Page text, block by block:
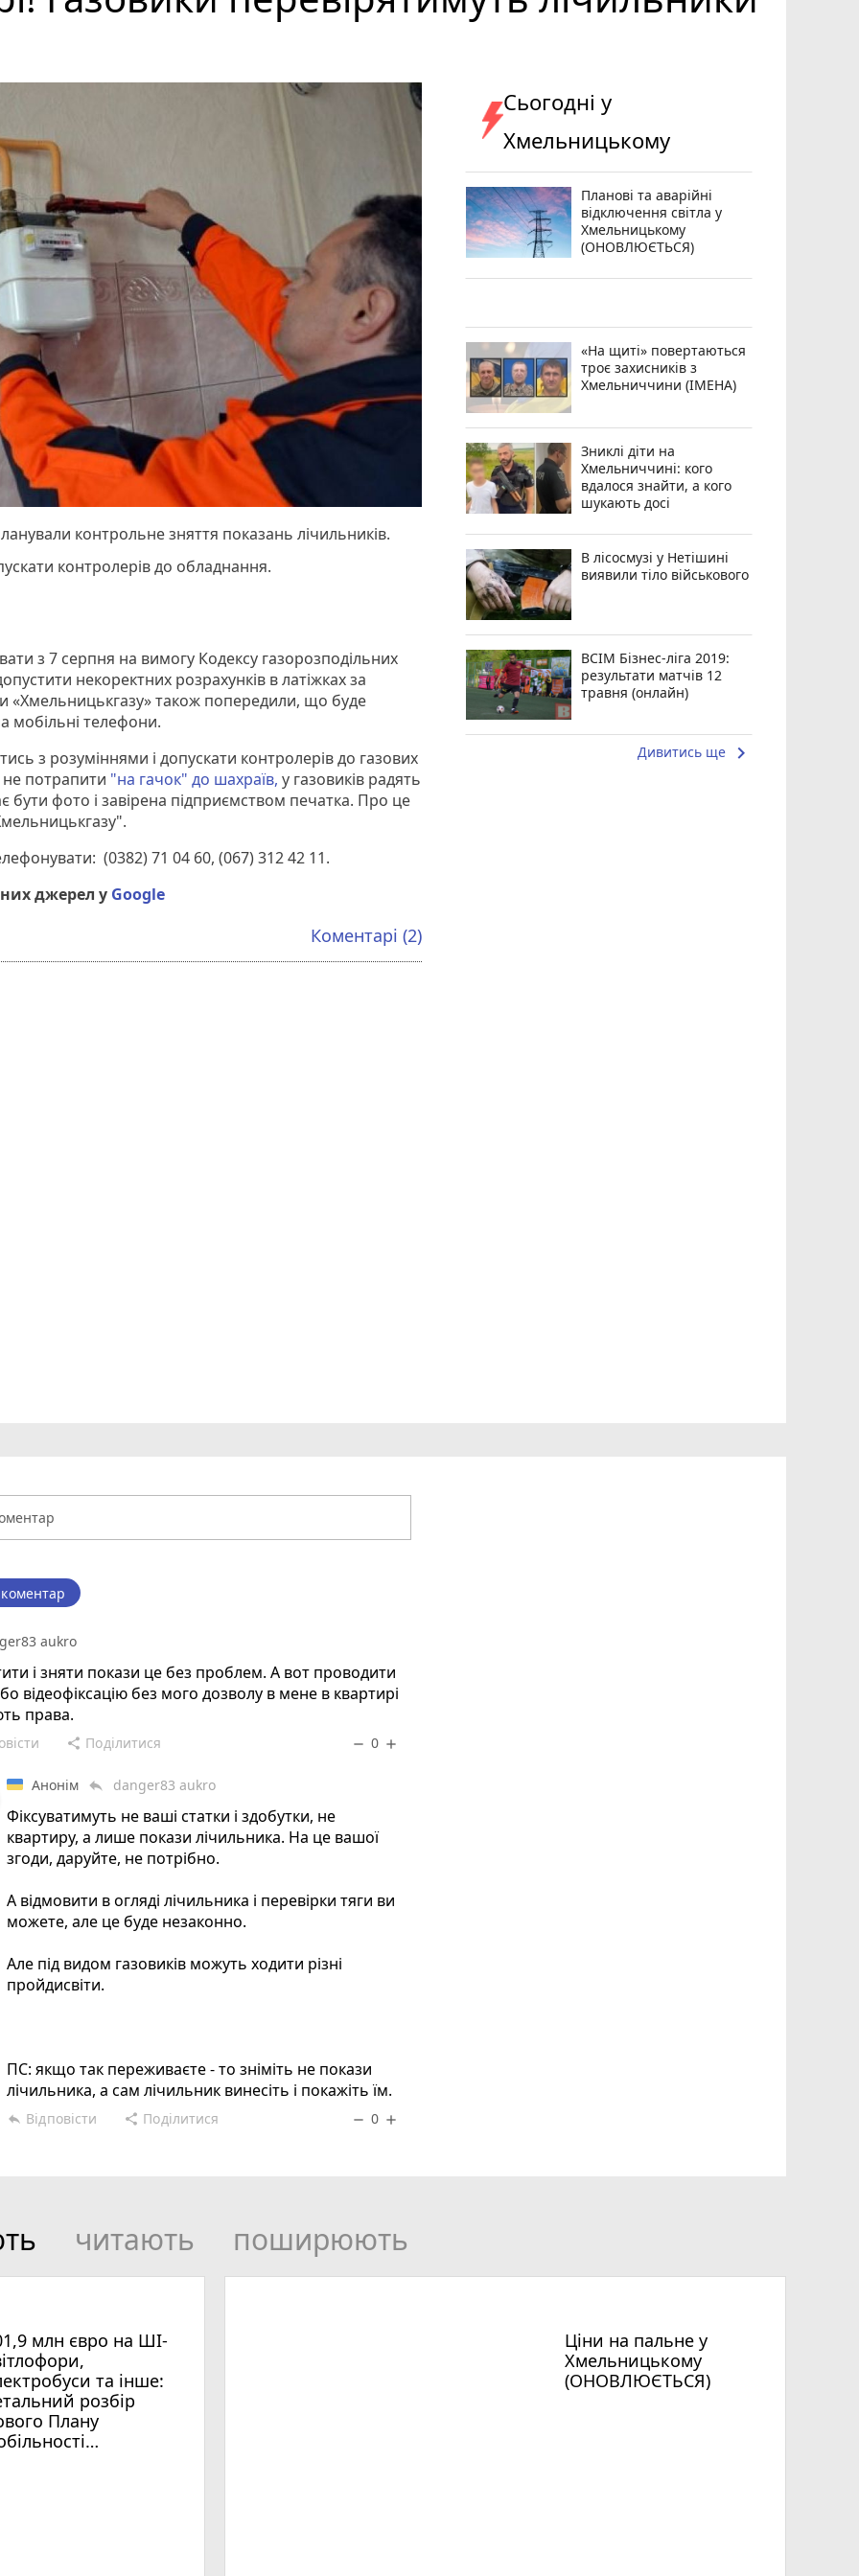
контрольне зняття показань лічильників.
контролерів до обладнання.
з 7 серпня на вимогу Кодексу газорозподільних
некоректних розрахунків в латіжках за
«Хмельницькгазу» також попередили, що буде
мобільні телефони.
з розуміннями і допускати контролерів до газових
потрапити "на гачок" до шахраїв, у газовиків радять
бути фото і завірена підприємством печатка. Про це
(0382) 71 04 60, (067) 312 42 11.
джерел у Google
Коментарі (2)
Сьогодні у
Хмельницькому
Планові та аварійні
відключення світла у
Хмельницькому
(ОНОВЛЮЄТЬСЯ)
«На щиті» повертаються
троє захисників з
Хмельниччини (ІМЕНА)
Зниклі діти на
Хмельниччині: кого
вдалося знайти, а кого
шукають досі
В лісосмузі у Нетішині
виявили тіло військового
ВСІМ Бізнес-ліга 2019:
результати матчів 12
травня (онлайн)
Дивитись ще keyboard_arrow_right
aukro
і зняти покази це без проблем. А вот проводити
відеофіксацію без мого дозволу в мене в квартирі
права.
share Поділитися remove 0 add
Анонім reply danger83 aukro
Фіксуватимуть не ваші статки і здобутки, не
квартиру, а лише покази лічильника. На це вашої
згоди, даруйте, не потрібно.
А відмовити в огляді лічильника і перевірки тяги ви
можете, але це буде незаконно.
Але під видом газовиків можуть ходити різні
пройдисвіти.
ПС: якщо так переживаєте - то зніміть не покази
лічильника, а сам лічильник винесіть і покажіть їм.
reply Відповісти share Поділитися remove 0 add
читають поширюють
млн євро на ШІ-
та інше:
розбір
Плану
Ціни на пальне у
Хмельницькому
(ОНОВЛЮЄТЬСЯ)